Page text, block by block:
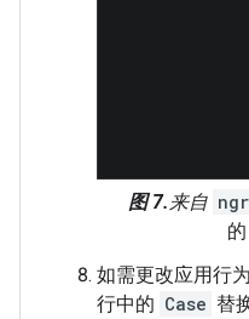
图 7. 来自
如需更改应用行
行中的 Case 替